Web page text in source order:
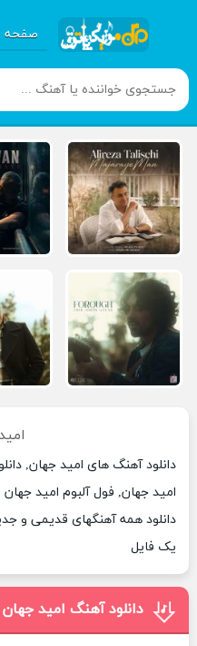
دانلود آهنگ های امید جهان,
امید جهان, فول آلبوم امید
دانلود همه آهنگهای قدیمی و
یک فایل
دانلود آهنگ امید